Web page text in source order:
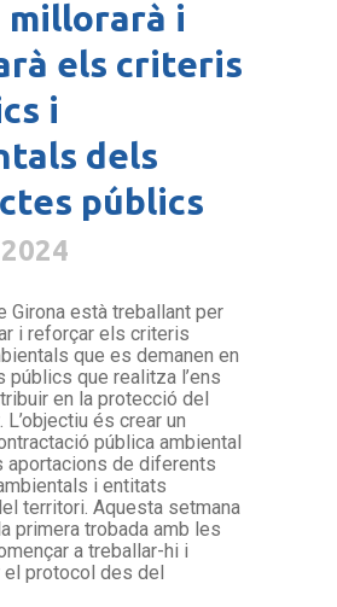
millorarà i
els criteris
i
dels
públics
Girona està treballant per
i reforçar els criteris
que es demanen en
públics que realitza l’ens
en la protecció del
és crear un
pública ambiental
aportacions de diferents
i entitats
territori. Aquesta setmana
primera trobada amb les
a treballar-hi i
el protocol des del